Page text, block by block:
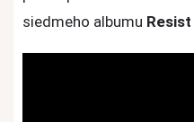
siedmeho albumu Resist